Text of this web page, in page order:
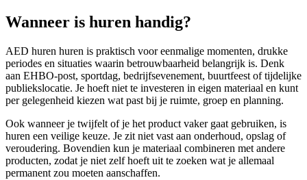
Wanneer is huren handig?
AED huren huren is praktisch voor eenmalige momenten, drukke
periodes en situaties waarin betrouwbaarheid belangrijk is. Denk
aan EHBO-post, sportdag, bedrijfsevenement, buurtfeest of tijdelijke
publiekslocatie. Je hoeft niet te investeren in eigen materiaal en kunt
per gelegenheid kiezen wat past bij je ruimte, groep en planning.
Ook wanneer je twijfelt of je het product vaker gaat gebruiken, is
huren een veilige keuze. Je zit niet vast aan onderhoud, opslag of
veroudering. Bovendien kun je materiaal combineren met andere
producten, zodat je niet zelf hoeft uit te zoeken wat je allemaal
permanent zou moeten aanschaffen.